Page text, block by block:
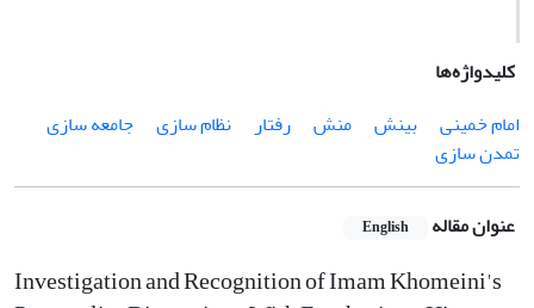
کلیدواژه‌ها
امام خمینی
بینش منش رفتار نظام سازی
جامعه سازی
تمدن سازی
عنوان مقاله English
Investigation and Recognition of Imam Khomeini's